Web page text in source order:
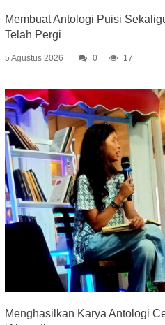
Membuat Antologi Puisi
Telah Pergi
5 Agustus 2026 0 17
Menghasilkan Karya Antologi